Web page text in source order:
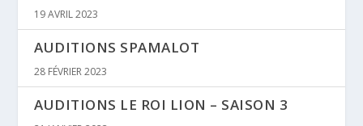
19 AVRIL 2023
AUDITIONS SPAMALOT
28 FÉVRIER 2023
AUDITIONS LE ROI LION – SAISON 3